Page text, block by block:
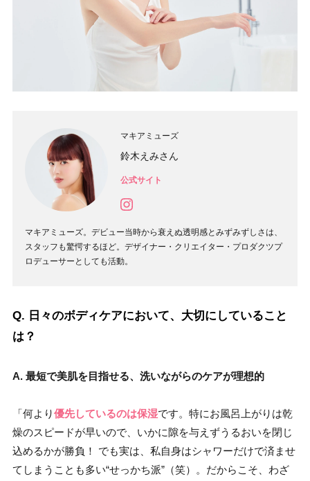
マキアミューズ
鈴木えみさん
公式サイト
マキアミューズ。デビュー当時から衰えぬ透明感とみずみずしさは、
スタッフも驚愕するほど。デザイナー・クリエイター・プロダクツプ
ロデューサーとしても活動。
Q. 日々のボディケアにおいて、大切にしていること
は？
A. 最短で美肌を目指せる、洗いながらのケアが理想的
「何より優先しているのは保湿です。特にお風呂上がりは乾
燥のスピードが早いので、いかに隙を与えずうるおいを閉じ
込めるかが勝負！ でも実は、私自身はシャワーだけで済ませ
てしまうことも多い“せっかち派”（笑）。だからこそ、わざ